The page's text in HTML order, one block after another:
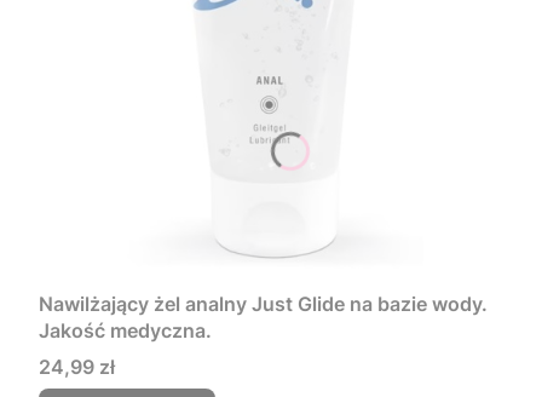
Nawilżający żel analny Just Glide na bazie wody.
Jakość medyczna.
Cena
24,99 zł